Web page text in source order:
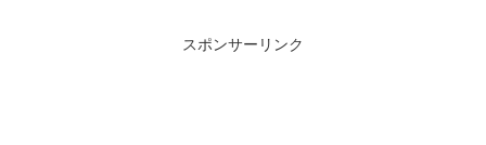
スポンサーリンク